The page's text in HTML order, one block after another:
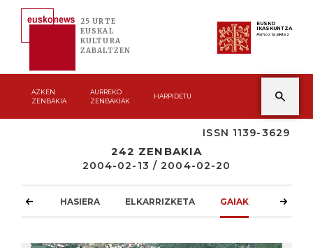
25 URTE
EUSKAL
KULTURA
ZABALTZEN
EUSKO
IKASKUNTZA
Asmoz ta jakitez
AZKEN
ZENBAKIA
AURREKO
ZENBAKIAK
HARPIDETU
ISSN 1139-3629
242 ZENBAKIA
2004-02-13 / 2004-02-20
HASIERA ELKARRIZKETA GAIAK